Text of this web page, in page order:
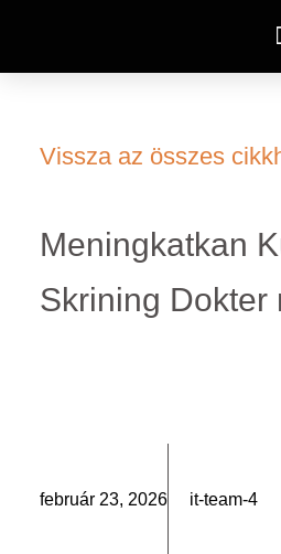
Vissza az összes
Meningkatkan
Skrining Dokter
február 23, 2026 it-team-4